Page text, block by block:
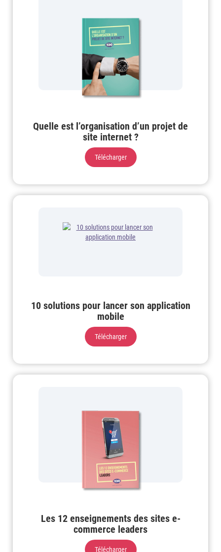
Quelle est l’organisation d’un projet de
site internet ?
Télécharger
10 solutions pour lancer son application
mobile
Télécharger
Les 12 enseignements des sites e-
commerce leaders
Télécharger